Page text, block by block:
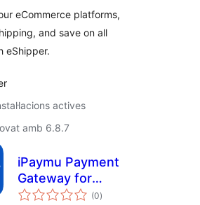
eCommerce platforms,
and save on all
eShipper.
actives
amb 6.8.7
iPaymu Payment
Gateway for
WooCommerce
(0puntuacions
totals
)